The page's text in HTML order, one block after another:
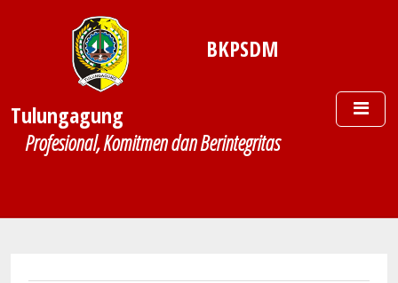
BKPSDM
Tulungagung
Profesional, Komitmen dan Berintegritas